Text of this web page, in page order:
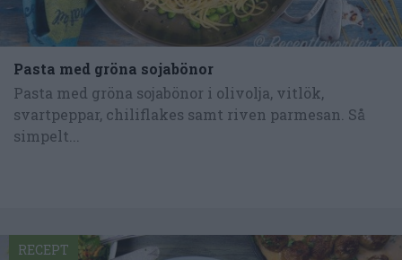
Pasta med gröna sojabönor
Pasta med gröna sojabönor i olivolja, vitlök,
svartpeppar, chiliflakes samt riven parmesan. Så
simpelt...
RECEPT